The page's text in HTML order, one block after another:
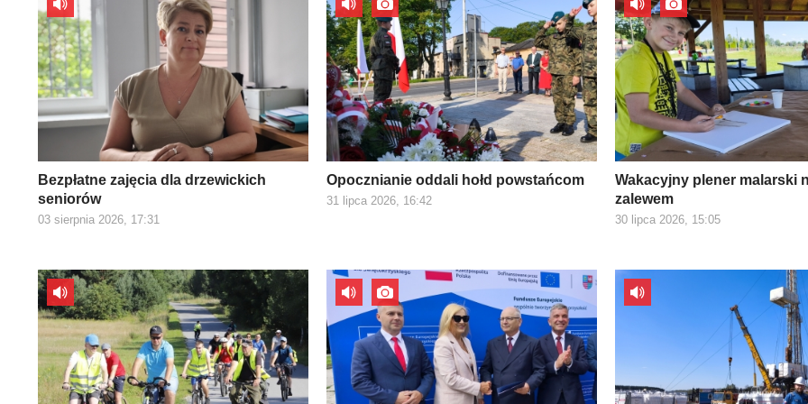
Bezpłatne zajęcia dla drzewickich
seniorów
03 sierpnia 2026, 17:31
Opocznianie oddali hołd powstańcom
31 lipca 2026, 16:42
Wakacyjny plener malarski
zalewem
30 lipca 2026, 15:05